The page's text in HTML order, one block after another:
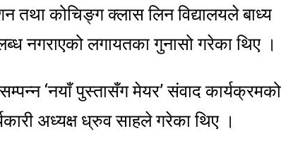
तथा कोचिङ्ग क्लास लिन विद्यालयले बाध्य
नगराएको लगायतका गुनासो गरेका थिए ।
‘नयाँ पुस्तासँग मेयर’ संवाद कार्यक्रमको
अध्यक्ष ध्रुव साहले गरेका थिए ।